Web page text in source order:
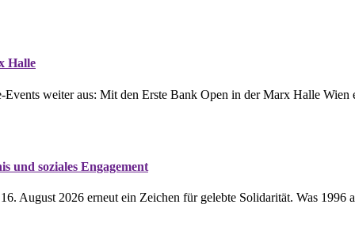
Halle
weiter aus: Mit den Erste Bank Open in der Marx Halle Wien
und soziales Engagement
2026 erneut ein Zeichen für gelebte Solidarität. Was 1996